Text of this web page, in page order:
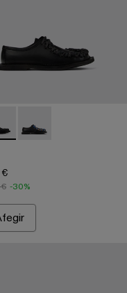
- A500049-001 - Black
EKI - A500049-004 -
€
-30%